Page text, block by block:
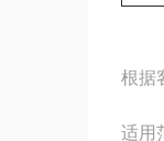
根据
适用